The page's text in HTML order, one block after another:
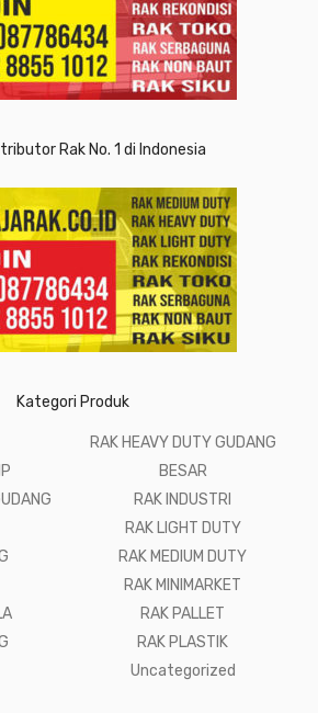
Rak No. 1 di Indonesia
Kategori Produk
RAK HEAVY DUTY GUDANG
BESAR
RAK INDUSTRI
RAK LIGHT DUTY
RAK MEDIUM DUTY
RAK MINIMARKET
RAK PALLET
RAK PLASTIK
Uncategorized